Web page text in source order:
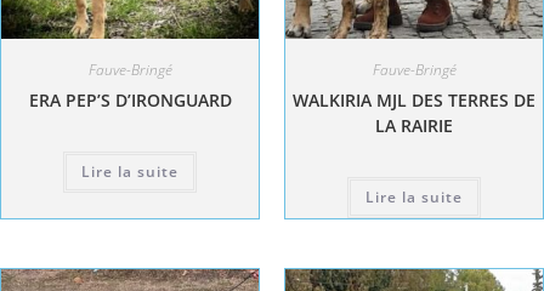
Fauve-Bringé
ERA PEP’S D’IRONGUARD
Lire la suite
Fauve-Bringé
WALKIRIA MJL DES TERRES DE
LA RAIRIE
Lire la suite